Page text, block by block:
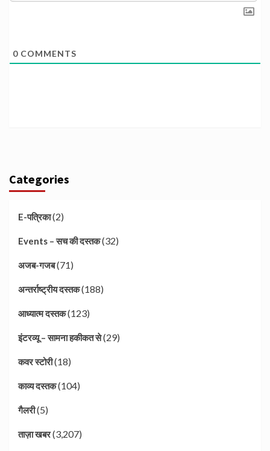
0 COMMENTS
Categories
E-पत्रिका(2)
Events – सच की दस्तक(32)
अजब-गजब(71)
अन्तर्राष्ट्रीय दस्तक(188)
आध्यात्म दस्तक(123)
इंटरव्यू – सामना हकीकत से(29)
कवर स्टोरी(18)
काव्य दस्तक(104)
गैलरी(5)
ताज़ा खबर(3,207)